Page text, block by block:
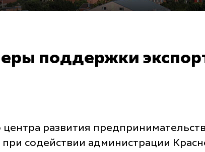
поддержки
развития
содействии администрации